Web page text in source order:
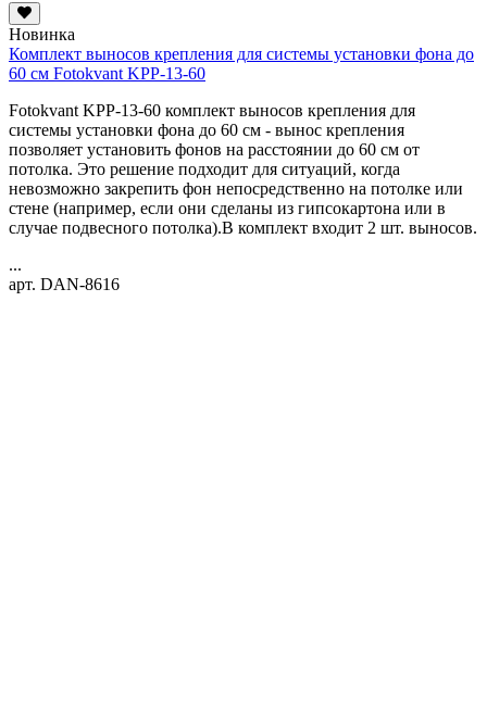
Новинка
Комплект выносов крепления для системы установки фона до
60 см Fotokvant KPP-13-60
Fotokvant KPP-13-60 комплект выносов крепления для
системы установки фона до 60 см - вынос крепления
позволяет установить фонов на расстоянии до 60 см от
потолка. Это решение подходит для ситуаций, когда
невозможно закрепить фон непосредственно на потолке или
стене (например, если они сделаны из гипсокартона или в
случае подвесного потолка).В комплект входит 2 шт. выносов.
...
арт. DAN-8616